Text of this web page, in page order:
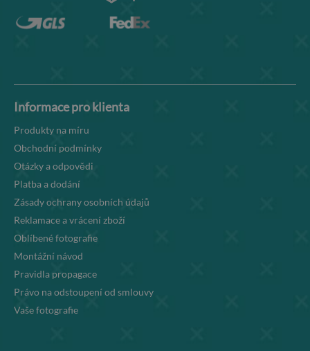
Informace pro klienta
Produkty na míru
Obchodní podmínky
Otázky a odpovědi
Platba a dodání
Zásady ochrany osobních údajů
Reklamace a vrácení zboží
Oblíbené fotografie
Montážní návod
Pravidla propagace
Právo na odstoupení od smlouvy
Vaše fotografie